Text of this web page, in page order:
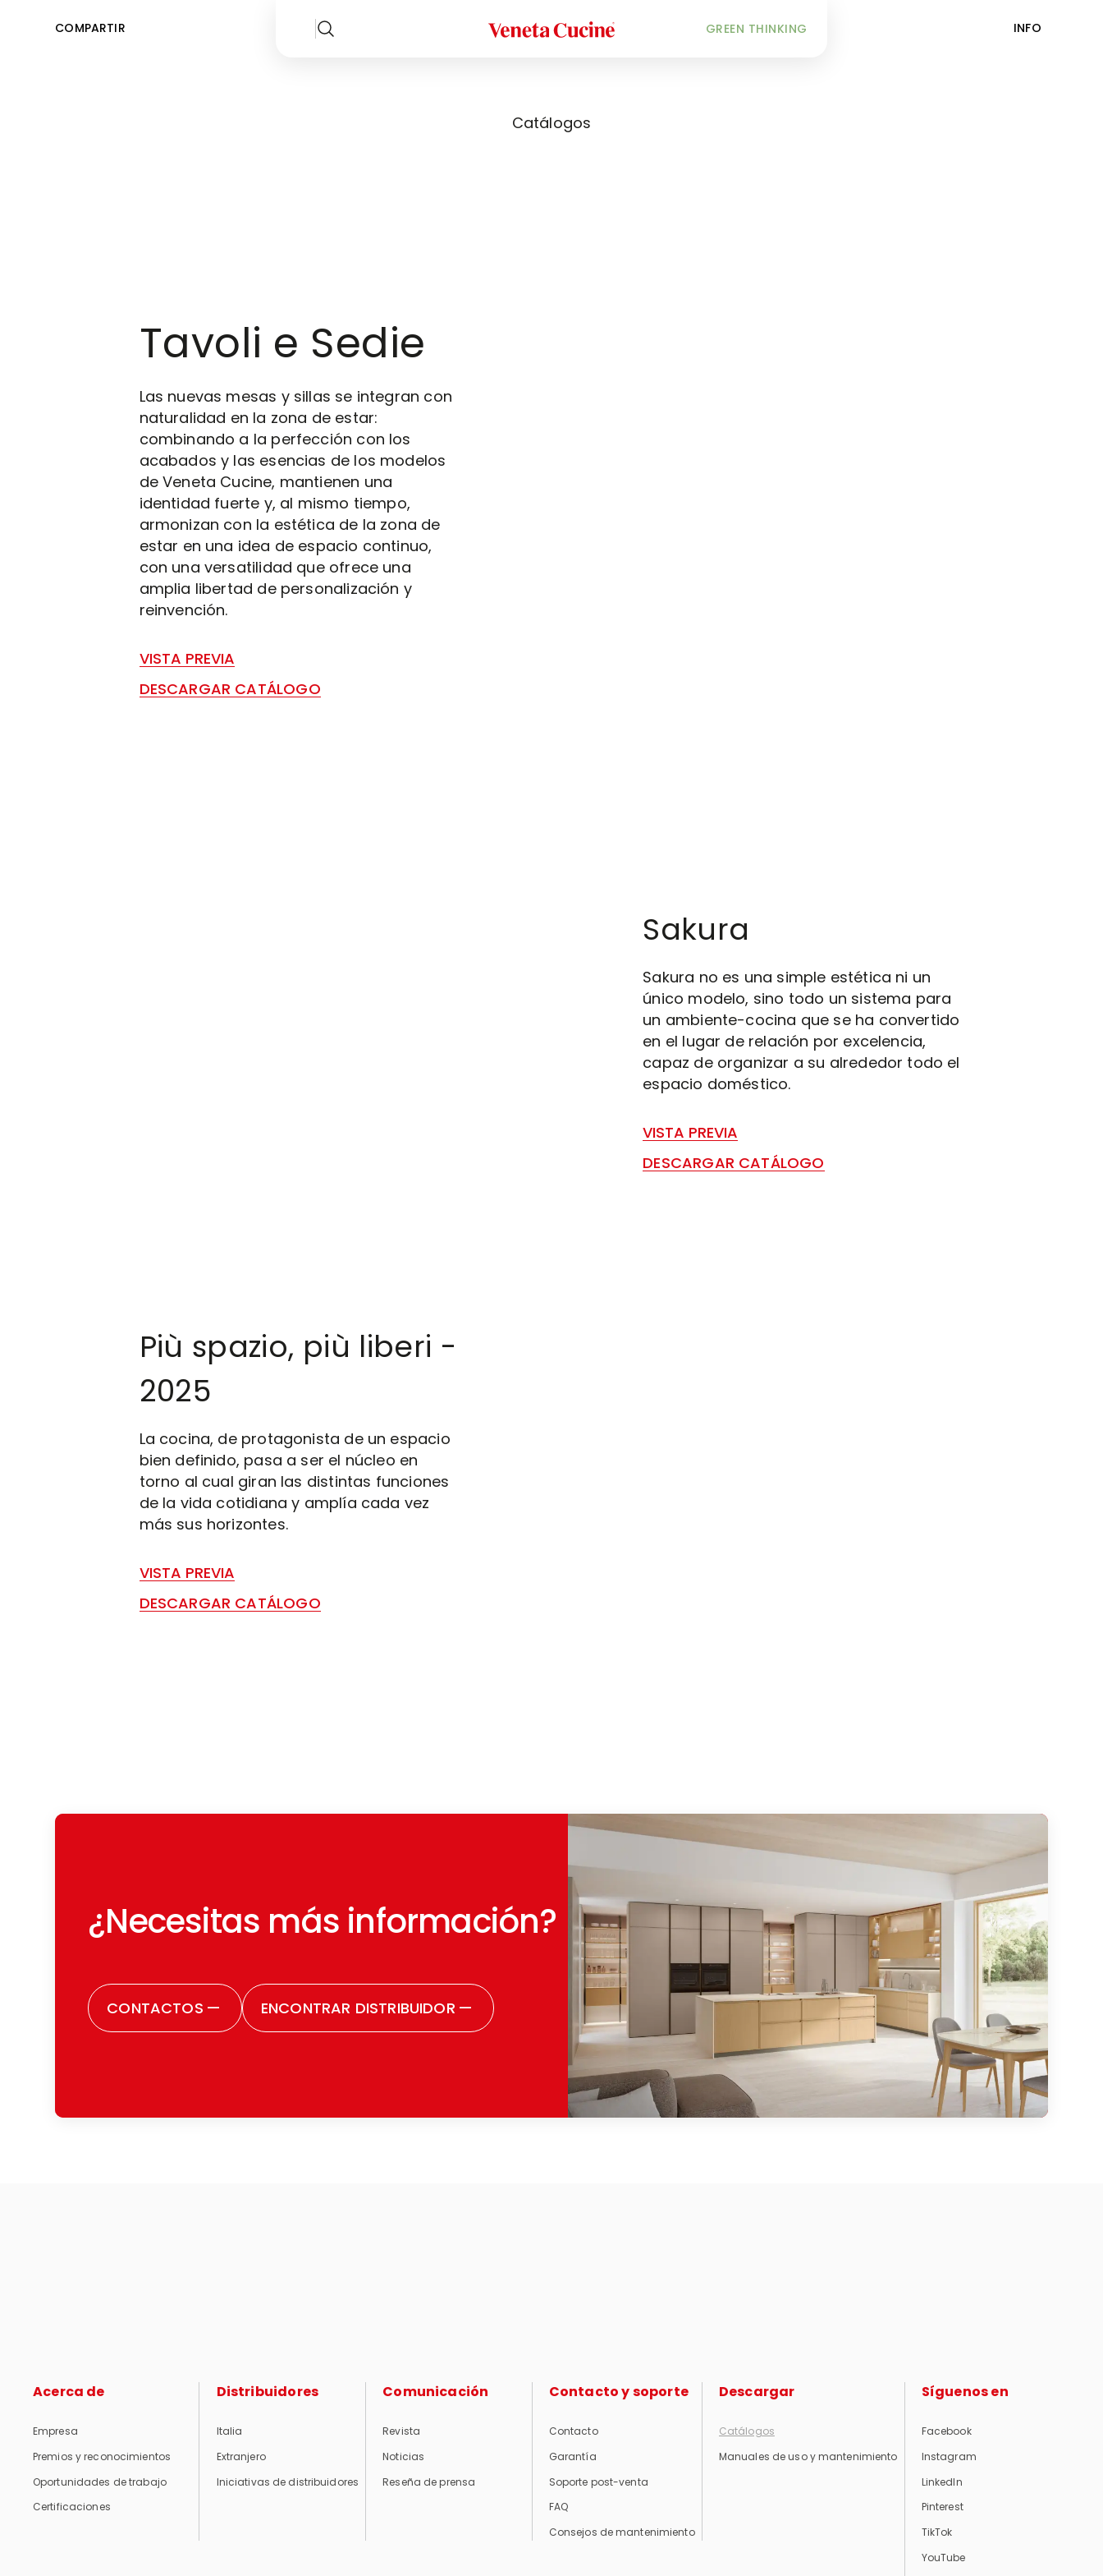
COMPARTIR INFO
Veneta Cucine GREEN THINKING
Catálogos
Tavoli e Sedie
Las nuevas mesas y sillas se integran con
naturalidad en la zona de estar:
combinando a la perfección con los
acabados y las esencias de los modelos
de Veneta Cucine, mantienen una
identidad fuerte y, al mismo tiempo,
armonizan con la estética de la zona de
estar en una idea de espacio continuo,
con una versatilidad que ofrece una
amplia libertad de personalización y
reinvención.
VISTA PREVIA
DESCARGAR CATÁLOGO
Sakura
Sakura no es una simple estética ni un
único modelo, sino todo un sistema para
un ambiente-cocina que se ha convertido
en el lugar de relación por excelencia,
capaz de organizar a su alrededor todo el
espacio doméstico.
VISTA PREVIA
DESCARGAR CATÁLOGO
Più spazio, più liberi -
2025
La cocina, de protagonista de un espacio
bien definido, pasa a ser el núcleo en
torno al cual giran las distintas funciones
de la vida cotidiana y amplía cada vez
más sus horizontes.
VISTA PREVIA
DESCARGAR CATÁLOGO
¿Necesitas más información?
CONTACTOS — ENCONTRAR DISTRIBUIDOR —
Acerca de
Empresa
Premios y reconocimientos
Oportunidades de trabajo
Certificaciones
Distribuidores
Italia
Extranjero
Iniciativas de distribuidores
Comunicación
Revista
Noticias
Reseña de prensa
Contacto y soporte
Contacto
Garantía
Soporte post-venta
FAQ
Consejos de mantenimiento
Descargar
Catálogos
Manuales de uso y mantenimiento
Síguenos en
Facebook
Instagram
LinkedIn
Pinterest
TikTok
YouTube